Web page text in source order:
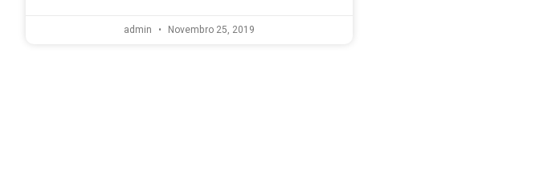
admin Novembro 25, 2019